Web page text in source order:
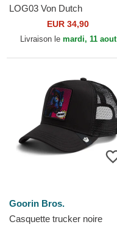
LOG03 Von Dutch
EUR 34,90
Livraison le mardi, 11 aout
Goorin Bros.
Casquette trucker noire